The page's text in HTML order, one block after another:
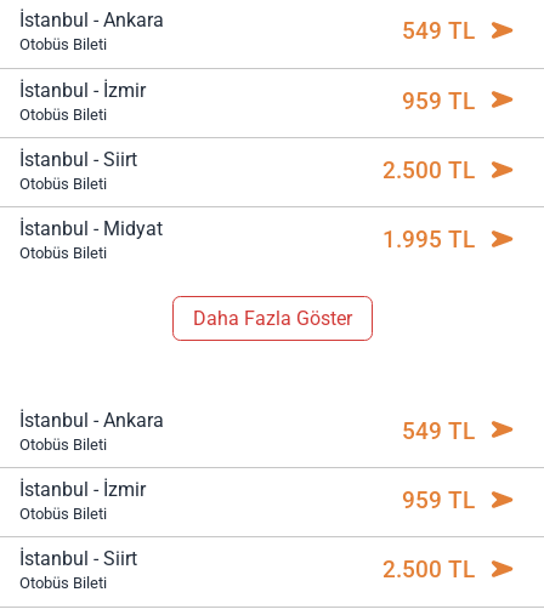
İstanbul - Ankara
Otobüs Bileti 549 TL
İstanbul - İzmir
Otobüs Bileti 959 TL
İstanbul - Siirt
Otobüs Bileti 2.500 TL
İstanbul - Midyat
Otobüs Bileti 1.995 TL
Daha Fazla Göster
İstanbul - Ankara
Otobüs Bileti 549 TL
İstanbul - İzmir
Otobüs Bileti 959 TL
İstanbul - Siirt
Otobüs Bileti 2.500 TL